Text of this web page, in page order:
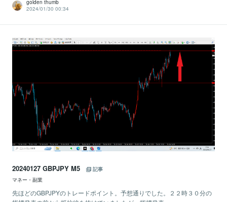
golden thumb
2024/01/30 00:34
20240127 GBPJPY M5
記事
マネー・副業
先ほどのGBPJPYのトレードポイント。予想通りでした。２２時３０分の